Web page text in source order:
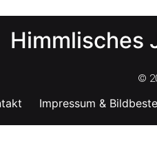
Himmlisches
©
Impressum &